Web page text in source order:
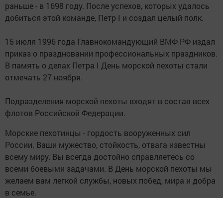
раньше - в 1698 году. После успехов, которых удалось
добиться этой команде, Петр I и создал целый полк.
15 июля 1996 года Главнокомандующий ВМФ РФ издал
приказ о праздновании профессиональных праздников.
В память о делах Петра I День морской пехоты стали
отмечать 27 ноября.
Подразделения морской пехоты входят в состав всех
флотов Российской Федерации.
Морские пехотинцы - гордость вооруженных сил
России. Ваши мужество, стойкость, отвага известны
всему миру. Вы всегда достойно справляетесь со
всеми боевыми задачами. В День морской пехоты мы
желаем вам легкой службы, новых побед, мира и добра
в семье.